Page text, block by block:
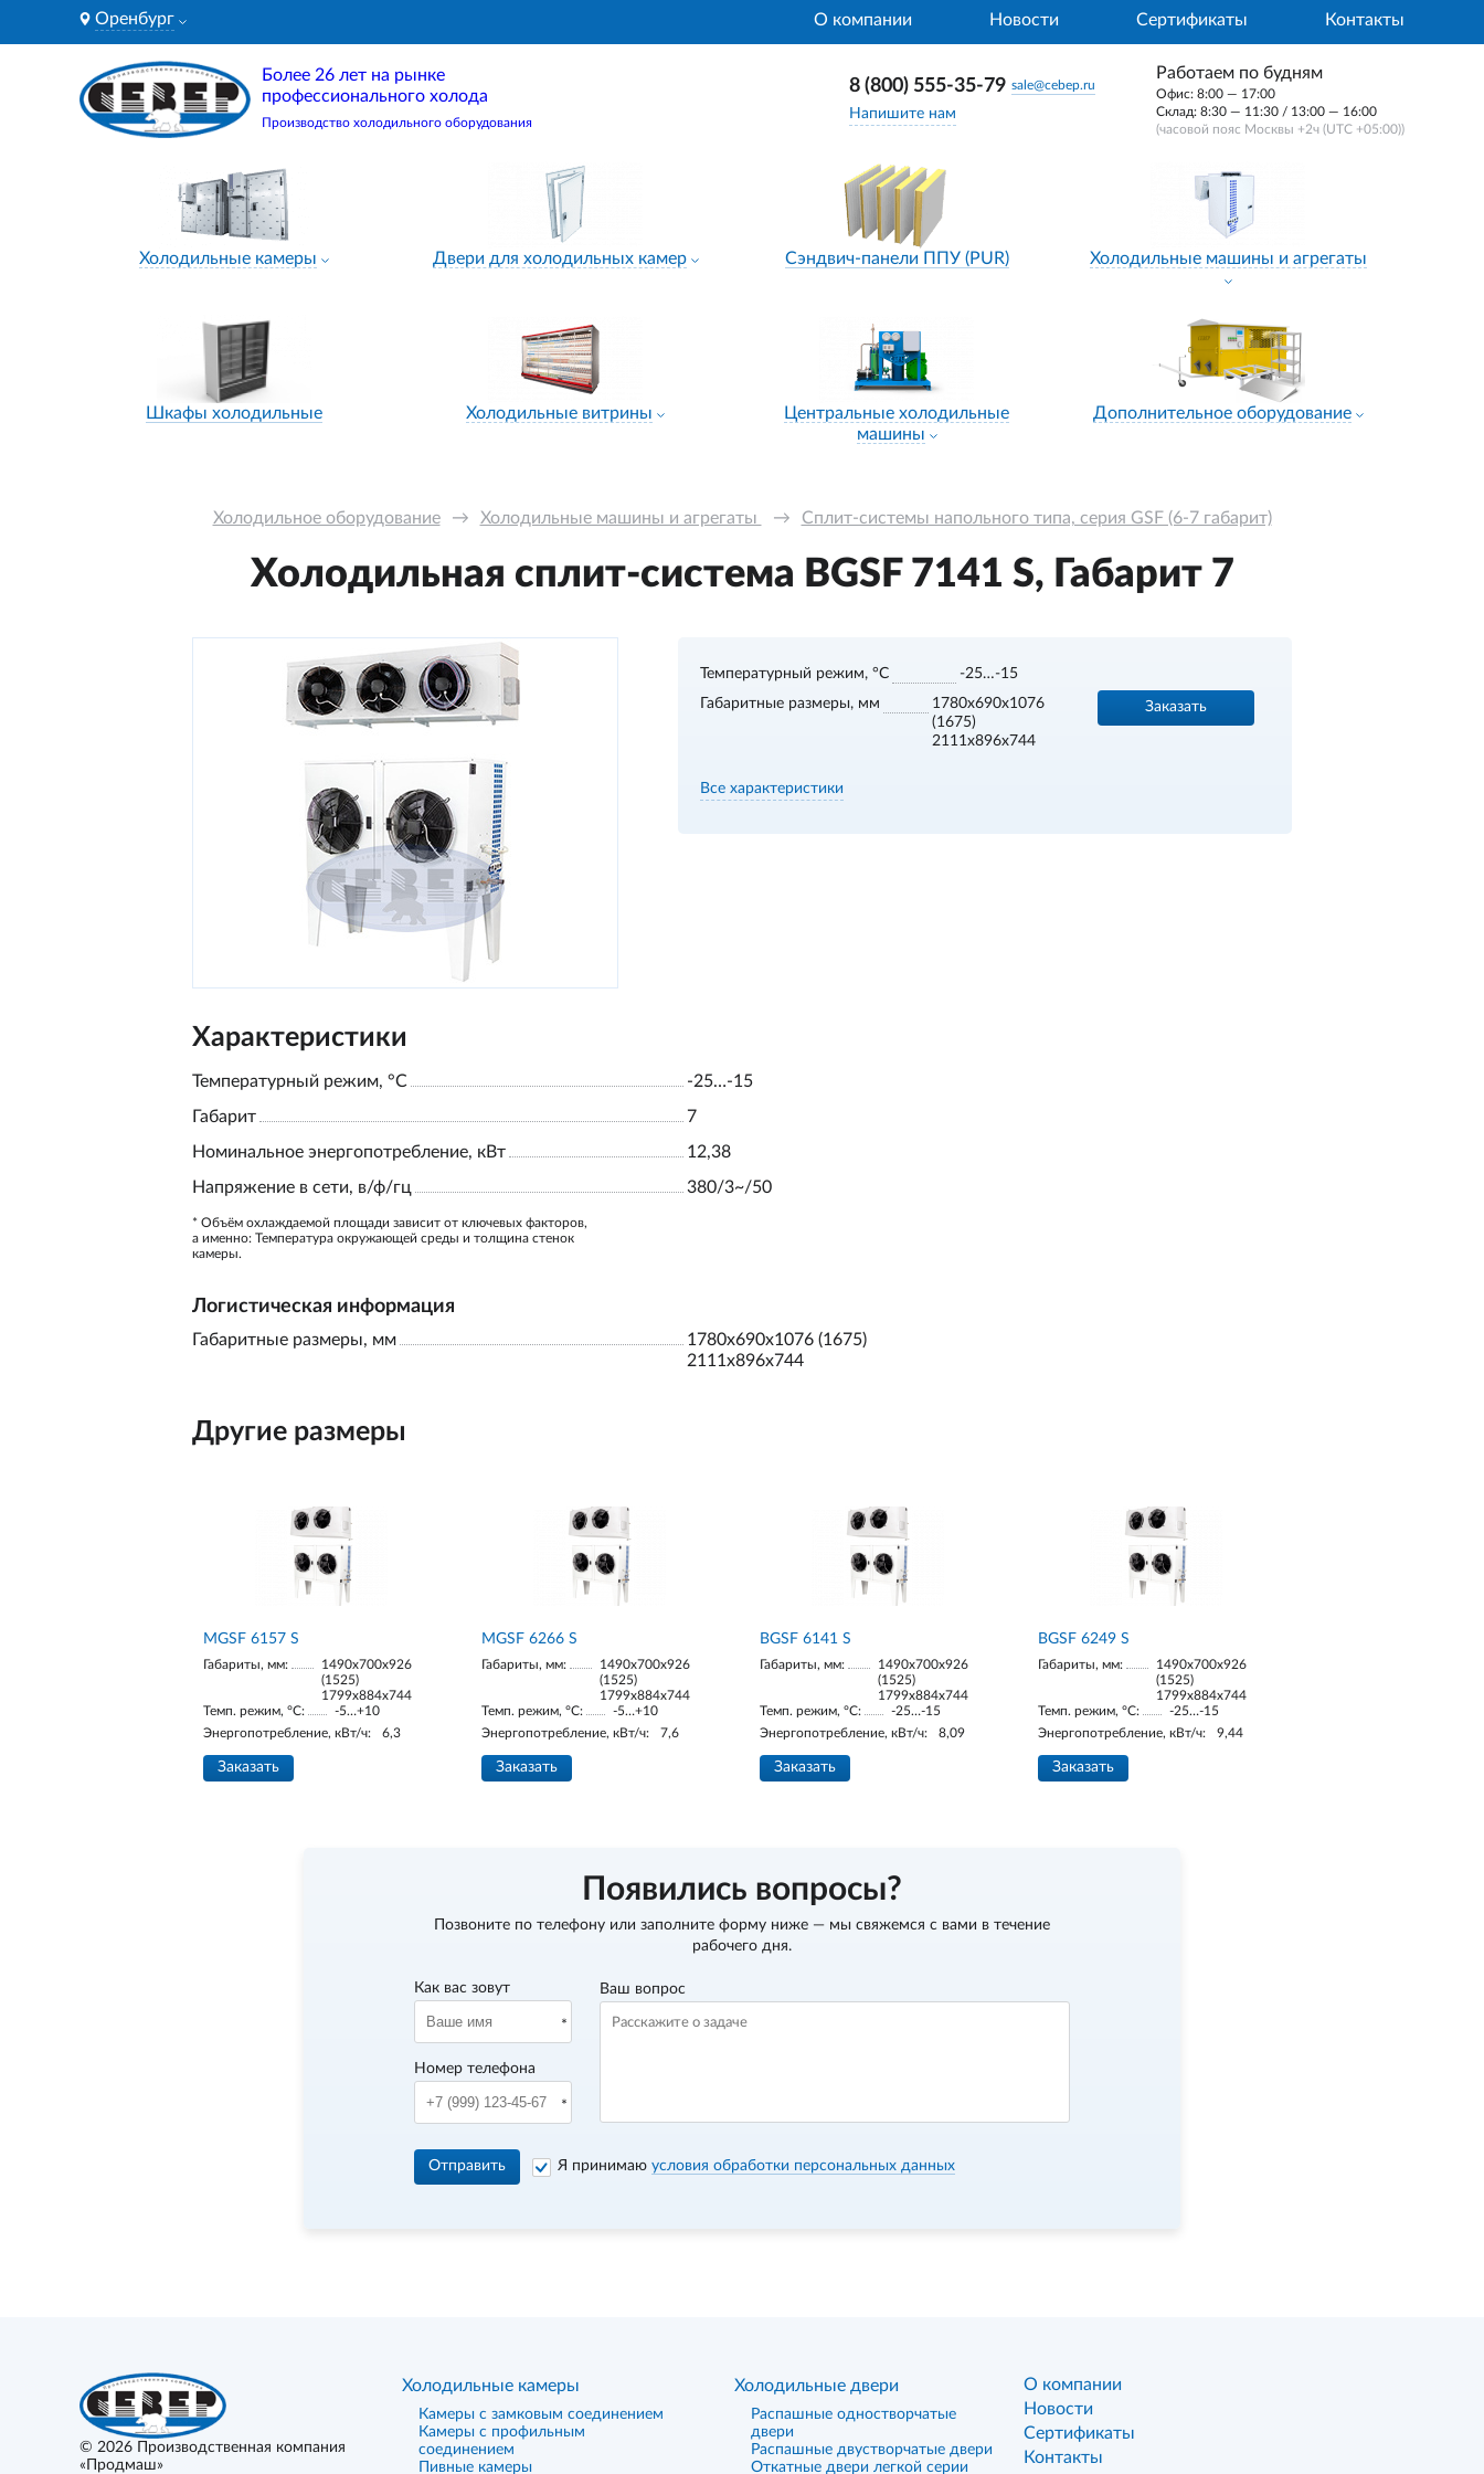
Оренбург О компании Новости Сертификаты Контакты
Более 26 лет на рынке
профессионального холода
Производство холодильного оборудования
8 (800) 555-35-79 sale@cebep.ru
Напишите нам
Работаем по будням
Офис: 8:00 — 17:00
Склад: 8:30 — 11:30 / 13:00 — 16:00
(часовой пояс Москвы +2ч (UTC +05:00))
Холодильные камеры Двери для холодильных камер Сэндвич-панели ППУ (PUR) Холодильные машины и агрегаты
Шкафы холодильные Холодильные витрины
Центральные холодильные
машины
Дополнительное оборудование
Холодильное оборудование → Холодильные машины и агрегаты → Сплит-системы напольного типа, серия GSF (6-7 габарит)
Холодильная сплит-система BGSF 7141 S, Габарит 7
Температурный режим, °С
-25…-15
Габаритные размеры, мм
1780х690х1076
(1675)
2111х896х744
Заказать
Все характеристики
Характеристики
Температурный режим, °С
-25…-15
Габарит
7
Номинальное энергопотребление, кВт
12,38
Напряжение в сети, в/ф/гц
380/3~/50
* Объём охлаждаемой площади зависит от ключевых факторов,
а именно: Температура окружающей среды и толщина стенок
камеры.
Логистическая информация
Габаритные размеры, мм
1780х690х1076 (1675)
2111х896х744
Другие размеры
МGSF 6157 S
Габариты, мм:
1490х700х926
(1525)
1799х884х744
Темп. режим, °С:
-5…+10
Энергопотребление, кВт/ч:
6,3
Заказать
МGSF 6266 S
Габариты, мм:
1490х700х926
(1525)
1799х884х744
Темп. режим, °С:
-5…+10
Энергопотребление, кВт/ч:
7,6
Заказать
BGSF 6141 S
Габариты, мм:
1490х700х926
(1525)
1799х884х744
Темп. режим, °С:
-25…-15
Энергопотребление, кВт/ч:
8,09
Заказать
BGSF 6249 S
Габариты, мм:
1490х700х926
(1525)
1799х884х744
Темп. режим, °С:
-25…-15
Энергопотребление, кВт/ч:
9,44
Заказать
Появились вопросы?
Позвоните по телефону или заполните форму ниже — мы свяжемся с вами в течение
рабочего дня.
Как вас зовут
Номер телефона
Ваш вопрос
Отправить Я принимаю условия обработки персональных данных
© 2026
Производственная компания
«Продмаш»
Холодильные камеры
Камеры с замковым соединением
Камеры с профильным
соединением
Пивные камеры
Холодильные двери
Распашные одностворчатые
двери
Распашные двустворчатые двери
Откатные двери легкой серии
О компании
Новости
Сертификаты
Контакты